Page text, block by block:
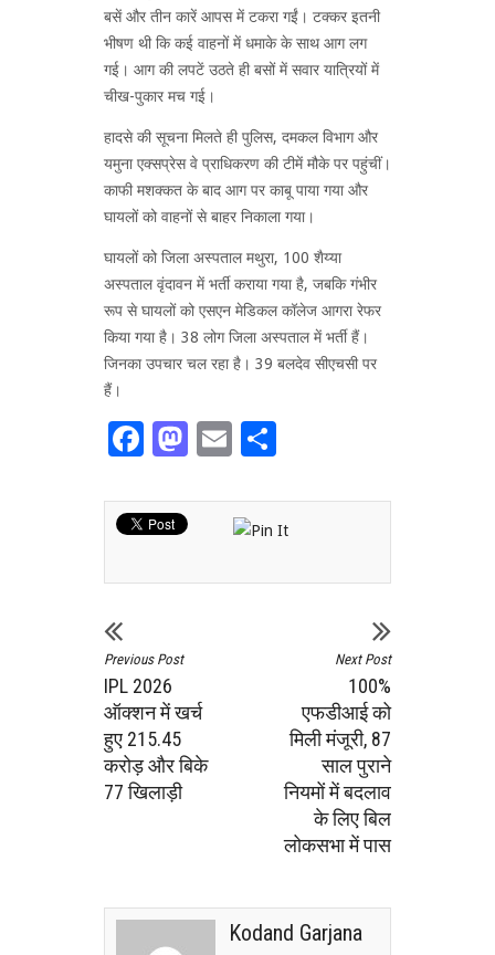
बसें और तीन कारें आपस में टकरा गईं। टक्कर इतनी
भीषण थी कि कई वाहनों में धमाके के साथ आग लग
गई। आग की लपटें उठते ही बसों में सवार यात्रियों में
चीख-पुकार मच गई।
हादसे की सूचना मिलते ही पुलिस, दमकल विभाग और
यमुना एक्सप्रेस वे प्राधिकरण की टीमें मौके पर पहुंचीं।
काफी मशक्कत के बाद आग पर काबू पाया गया और
घायलों को वाहनों से बाहर निकाला गया।
घायलों को जिला अस्पताल मथुरा, 100 शैय्या
अस्पताल वृंदावन में भर्ती कराया गया है, जबकि गंभीर
रूप से घायलों को एसएन मेडिकल कॉलेज आगरा रेफर
किया गया है। 38 लोग जिला अस्पताल में भर्ती हैं।
जिनका उपचार चल रहा है। 39 बलदेव सीएचसी पर
हैं।
Facebook
Mastodon
Email
Previous Post
IPL 2026
ऑक्शन में खर्च
हुए 215.45
करोड़ और बिके
77 खिलाड़ी
Next Post
100%
एफडीआई को
मिली मंजूरी, 87
साल पुराने
नियमों में बदलाव
के लिए बिल
लोकसभा में पास
Kodand Garjana